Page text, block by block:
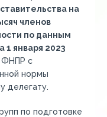
на
членов
по данным
1 января 2023
ФНПР с
нормы
делегату.
по подготовке